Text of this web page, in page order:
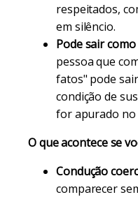
respeitados,
em silêncio.
Pode sair
pessoa que
fatos" pode
condição de
for apurado no
O que acontece se
Condução
comparecer